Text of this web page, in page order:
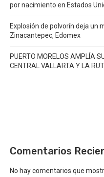
por nacimiento en Estados
Explosión de polvorín deja un
Zinacantepec, Edomex
PUERTO MORELOS AMPLÍA
CENTRAL VALLARTA Y LA
Comentarios
No hay comentarios que